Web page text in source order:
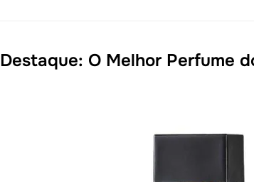
Destaque: O Melhor Perfume